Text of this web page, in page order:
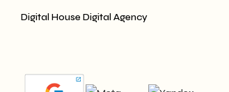
Digital House Digital Agency